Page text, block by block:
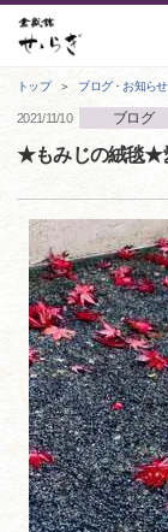
トップ ブログ・お知らせ
2021/11/10 ブログ
★もみじの絨毯★